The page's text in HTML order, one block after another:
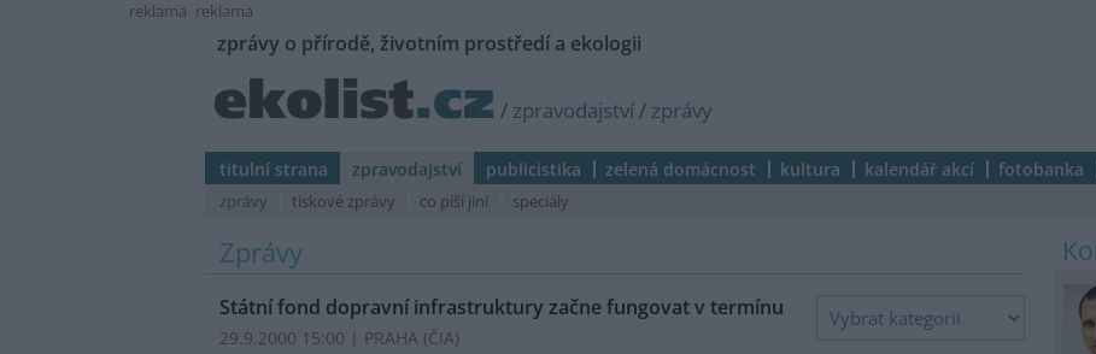
reklama reklama
zprávy o přírodě, životním prostředí a ekologii
/ zpravodajství/ zprávy
titulní strana zpravodajství publicistika zelená domácnost kultura kalendář akcí fotobanka
zprávy tiskové zprávy co píší jiní speciály
Zprávy
Státní fond dopravní infrastruktury začne fungovat v termínu
29.9.2000 15:00 | PRAHA (ČIA)